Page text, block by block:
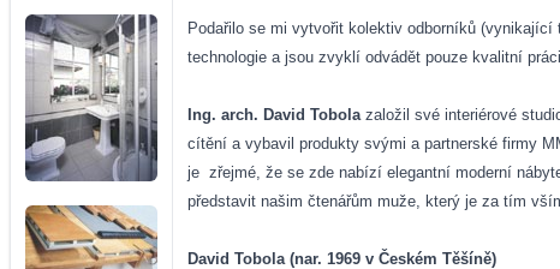
Podařilo se mi vytvořit kolektiv odborníků
technologie a jsou zvyklí odvádět pouze kvalitní práci.
Ing. arch. David Tobola založil své interiérové
cítění a vybavil produkty svými a partnerské firmy
je zřejmé, že se zde nabízí elegantní moderní
představit našim čtenářům muže, který je za tím
David Tobola (nar. 1969 v Českém Těšíně)